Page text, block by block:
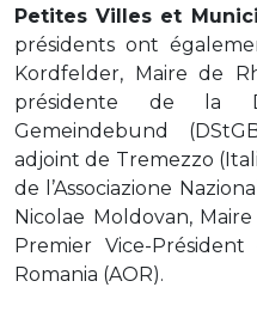
Petites Villes et
présidents ont
Kordfelder, Maire de
présidente de la
Gemeindebund
adjoint de Tremezzo
de l’Associazione
Nicolae Moldovan,
Premier Vice-Président
Romania (AOR).